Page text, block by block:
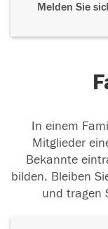
Melden Sie
In einem
Mitglieder
Bekannte
bilden. Bleiben
und tragen